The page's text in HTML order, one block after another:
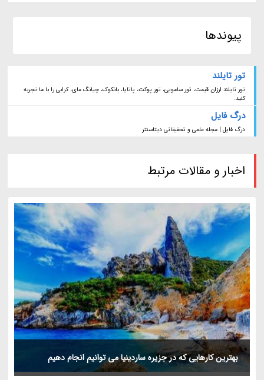
پیوندها
تور تایلند
تور تایلند ارزان قیمت، تور سامویی، تور پوکت، پاتایا، بانکوک، چیانگ مای، کرابی را با ما تجربه
کنید.
درگ فایل
درگ فایل | مجله علمی و تحقیقاتی دیتاسنتر
اخبار و مقالات مرتبط
بهترین کارهایی که در جزیره ساردینیا می توانیم انجام دهیم